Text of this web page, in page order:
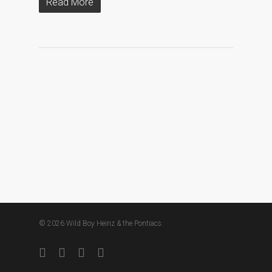
© 2026 Wild Boy Heinz & the Pontiacs.
facebookyoutubeinstagramsoundcloud